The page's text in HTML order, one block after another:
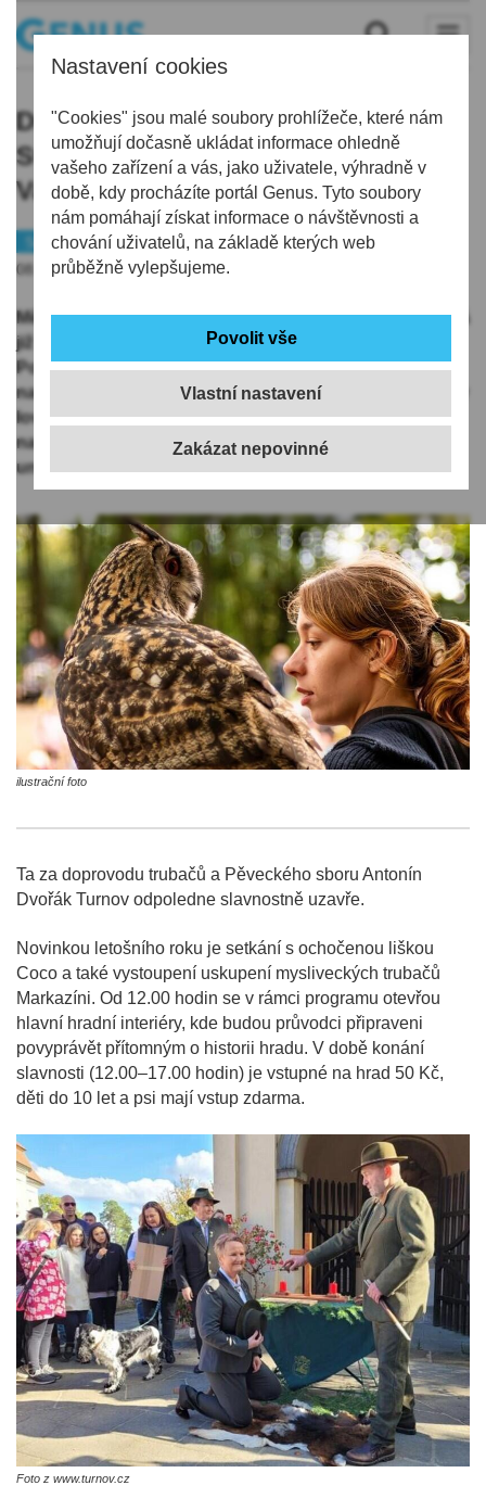
Nastavení cookies
"Cookies" jsou malé soubory prohlížeče, které nám
umožňují dočasně ukládat informace ohledně
vašeho zařízení a vás, jako uživatele, výhradně v
době, kdy procházíte portál Genus. Tyto soubory
nám pomáhají získat informace o návštěvnosti a
chování uživatelů, na základě kterých web
průběžně vylepšujeme.
Vlastní nastavení
Druhý ročník obnovené
Svatohubertské slavnosti na
Valdštejně se koná 11. října
Semilsko Tip
Turnov
08.10.2025 | 18:02
Město Turnov ve spolupráci s hradem Valdštejn pořádá
již druhý ročník obnovené Svatohubertské slavnosti.
Poutavá akce se zaměřením na myslivost i péči o les
nabídne pestrý odpolední program. Těšte se na ukázky
lovecké hudby, signálů a hlaholů, slavnostní pasování
na myslivce, představení loveckých dravců nebo
unikátní Svatohubertskou mši.
ilustrační foto
Ta za doprovodu trubačů a Pěveckého sboru Antonín
Dvořák Turnov odpoledne slavnostně uzavře.
Novinkou letošního roku je setkání s ochočenou liškou
Coco a také vystoupení uskupení mysliveckých trubačů
Markazíni. Od 12.00 hodin se v rámci programu otevřou
hlavní hradní interiéry, kde budou průvodci připraveni
povyprávět přítomným o historii hradu. V době konání
slavnosti (12.00–17.00 hodin) je vstupné na hrad 50 Kč,
děti do 10 let a psi mají vstup zdarma.
Foto z www.turnov.cz